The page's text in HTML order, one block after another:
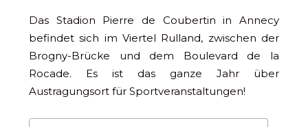
Das Stadion Pierre de Coubertin in Annecy
befindet sich im Viertel Rulland, zwischen der
Brogny-Brücke und dem Boulevard de la
Rocade. Es ist das ganze Jahr über
Austragungsort für Sportveranstaltungen!